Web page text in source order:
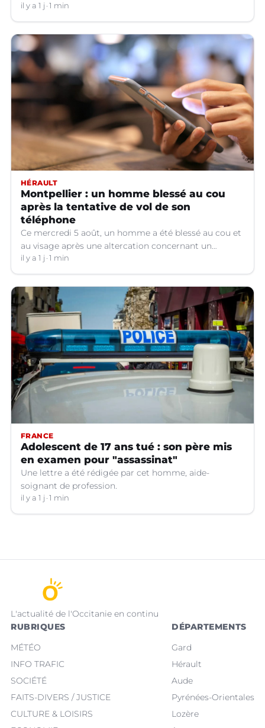
hors service à Nîmes (Gard).
il y a 1 j 1 min
HÉRAULT
Montpellier : un homme blessé au cou
après la tentative de vol de son
téléphone
Ce mercredi 5 août, un homme a été blessé au cou et
au visage après une altercation concernant un
téléphone portable à Montpellier (Hérault).
il y a 1 j 1 min
FRANCE
Adolescent de 17 ans tué : son père mis
en examen pour "assassinat"
Une lettre a été rédigée par cet homme, aide-
soignant de profession.
il y a 1 j 1 min
L'actualité de l'Occitanie en continu
RUBRIQUES
MÉTÉO
INFO TRAFIC
SOCIÉTÉ
FAITS-DIVERS / JUSTICE
CULTURE & LOISIRS
DÉPARTEMENTS
Gard
Hérault
Aude
Pyrénées-Orientales
Lozère